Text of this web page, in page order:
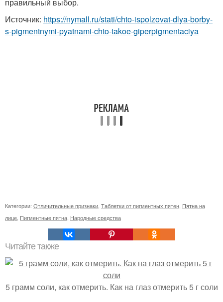
правильный выбор.
Источник: https://nymall.ru/stati/chto-ispolzovat-dlya-borby-
s-pigmentnymi-pyatnami-chto-takoe-giperpigmentaciya
Категории: Отличительные признаки, Таблетки от пигментных пятен, Пятна на
лице, Пигментные пятна, Народные средства
Читайте также
5 грамм соли, как отмерить. Как на глаз отмерить 5 г соли